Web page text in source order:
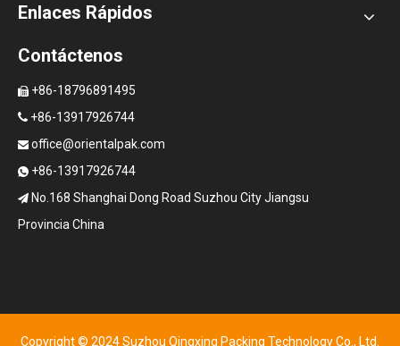
Enlaces Rápidos
Contáctenos
 +86-18796891495
 +86-13917926744
 office@orientalpak.com
 +86-13917926744
 No.168 Shanghai Dong Road Suzhou City Jiangsu
Provincia China
Copyright © 2024 Suzhou Qingxing Packing Technology Co., Ltd.